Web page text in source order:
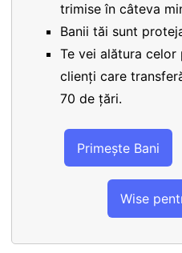
trimise în câteva
Banii tăi sunt
Te vei alătura
clienți care
70 de țări.
Primește Bani
Wise